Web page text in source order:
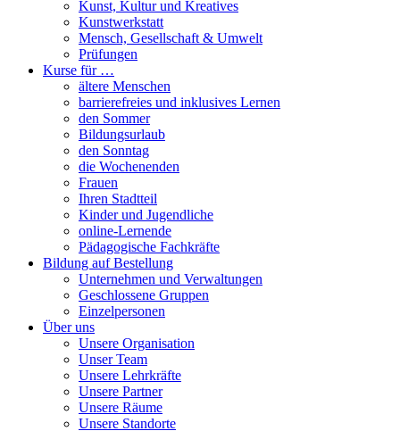
Kunst, Kultur und Kreatives
Kunstwerkstatt
Mensch, Gesellschaft & Umwelt
Prüfungen
Kurse für …
ältere Menschen
barrierefreies und inklusives Lernen
den Sommer
Bildungsurlaub
den Sonntag
die Wochenenden
Frauen
Ihren Stadtteil
Kinder und Jugendliche
online-Lernende
Pädagogische Fachkräfte
Bildung auf Bestellung
Unternehmen und Verwaltungen
Geschlossene Gruppen
Einzelpersonen
Über uns
Unsere Organisation
Unser Team
Unsere Lehrkräfte
Unsere Partner
Unsere Räume
Unsere Standorte